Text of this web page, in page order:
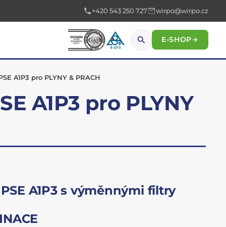
+420 543 250 727 wirpo@wirpo.cz
E-SHOP→
A1P3 pro PLYNY & PRACH
A1P3 pro PLYNY
A1P3 s výměnnými filtry